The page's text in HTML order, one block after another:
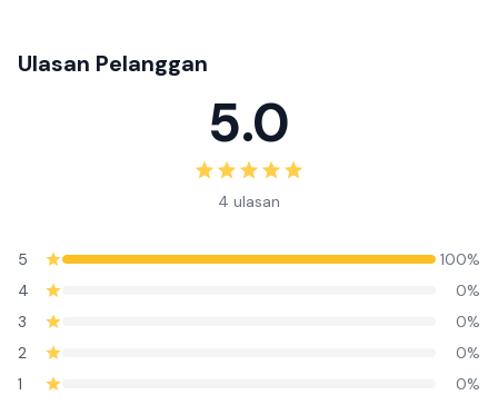
Ulasan Pelanggan
5.0
4 ulasan
5
100%
4
0%
3
0%
2
0%
1
0%